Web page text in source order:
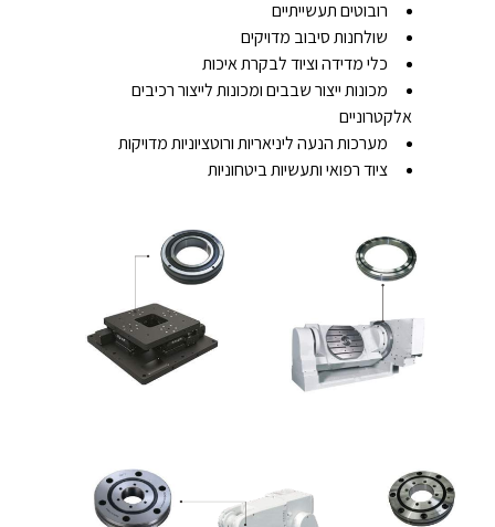
רובוטים תעשייתיים
שולחנות סיבוב מדויקים
כלי מדידה וציוד לבקרת איכות
מכונות ייצור שבבים ומכונות לייצור רכיבים
אלקטרוניים
מערכות הנעה ליניאריות ורוטציוניות מדויקות
ציוד רפואי ותעשיות ביטחוניות